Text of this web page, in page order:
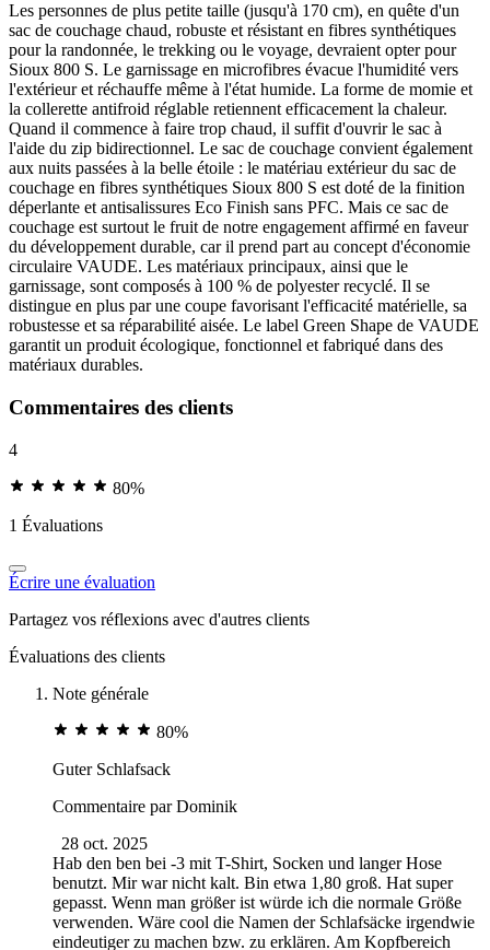
Les personnes de plus petite taille (jusqu'à 170 cm), en quête d'un
sac de couchage chaud, robuste et résistant en fibres synthétiques
pour la randonnée, le trekking ou le voyage, devraient opter pour
Sioux 800 S. Le garnissage en microfibres évacue l'humidité vers
l'extérieur et réchauffe même à l'état humide. La forme de momie et
la collerette antifroid réglable retiennent efficacement la chaleur.
Quand il commence à faire trop chaud, il suffit d'ouvrir le sac à
l'aide du zip bidirectionnel. Le sac de couchage convient également
aux nuits passées à la belle étoile : le matériau extérieur du sac de
couchage en fibres synthétiques Sioux 800 S est doté de la finition
déperlante et antisalissures Eco Finish sans PFC. Mais ce sac de
couchage est surtout le fruit de notre engagement affirmé en faveur
du développement durable, car il prend part au concept d'économie
circulaire VAUDE. Les matériaux principaux, ainsi que le
garnissage, sont composés à 100 % de polyester recyclé. Il se
distingue en plus par une coupe favorisant l'efficacité matérielle, sa
robustesse et sa réparabilité aisée. Le label Green Shape de VAUDE
garantit un produit écologique, fonctionnel et fabriqué dans des
matériaux durables.
Commentaires des clients
4
80%
1 Évaluations
Écrire une évaluation
Partagez vos réflexions avec d'autres clients
Évaluations des clients
Note générale
80%
Guter Schlafsack
Commentaire parDominik
28 oct. 2025
Hab den ben bei -3 mit T-Shirt, Socken und langer Hose
benutzt. Mir war nicht kalt. Bin etwa 1,80 groß. Hat super
gepasst. Wenn man größer ist würde ich die normale Größe
verwenden. Wäre cool die Namen der Schlafsäcke irgendwie
eindeutiger zu machen bzw. zu erklären. Am Kopfbereich